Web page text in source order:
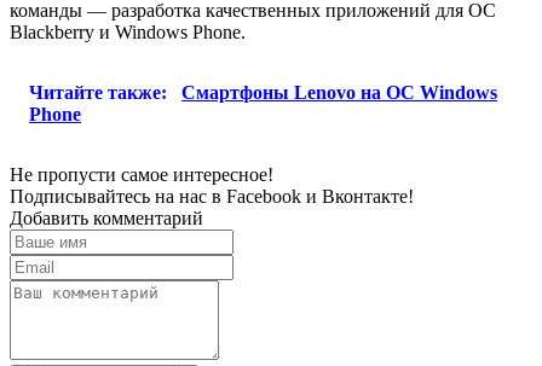
команды — разработка качественных приложений для ОС
Blackberry и Windows Phone.
Читайте также:
Смартфоны Lenovo на ОС Windows
Phone
Не пропусти самое интересное!
Подписывайтесь на нас в Facebook и Вконтакте!
Добавить комментарий